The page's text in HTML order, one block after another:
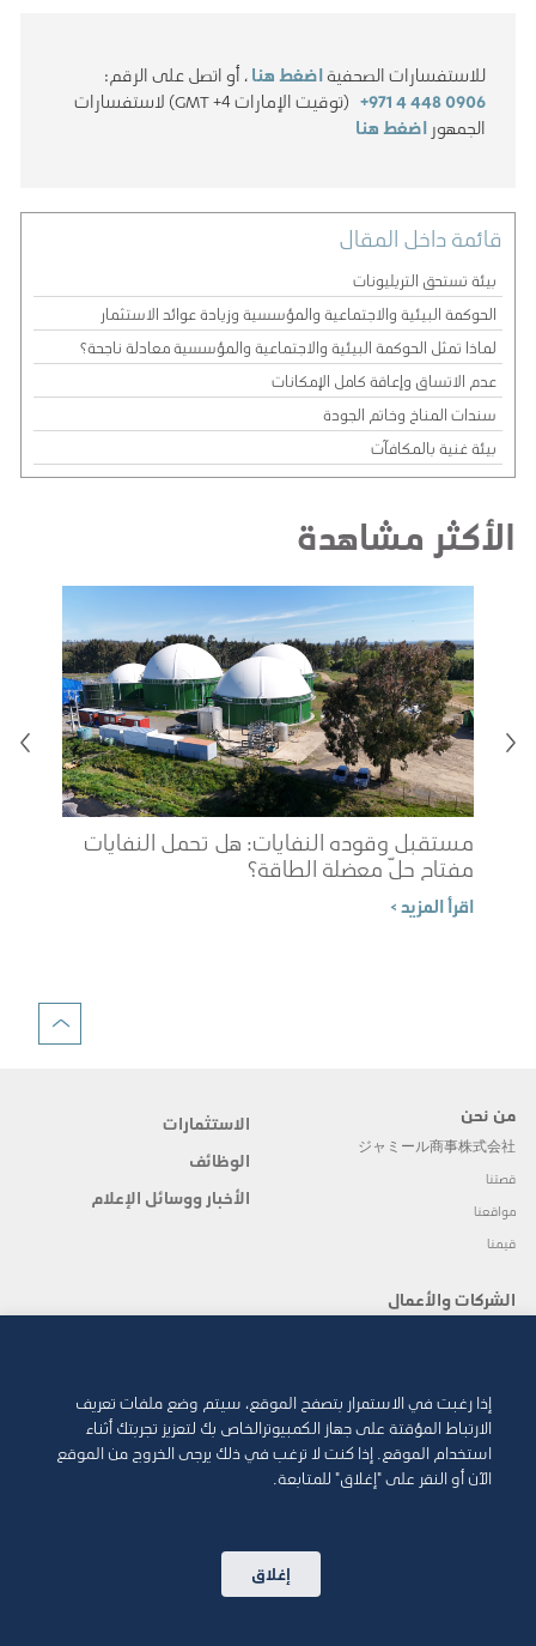
للاستفسارات الصحفيةاضغط هنا، أو اتصل على الرقم:
+971 4 448 0906
(توقيت الإمارات GMT +4) لاستفسارات
الجمهور اضغط هنا
قائمة داخل المقال
بيئة تستحق التريليونات
الحوكمة البيئية والاجتماعية والمؤسسية وزيادة عوائد الاستثمار
لماذا تمثل الحوكمة البيئية والاجتماعية والمؤسسية معادلة ناجحة؟
عدم الاتساق وإعاقة كامل الإمكانات
سندات المناخ وخاتم الجودة
بيئة غنية بالمكافآت
الأكثر مشاهدة
مستقبل وقوده النفايات: هل تحمل النفايات
مفتاح حلّ معضلة الطاقة؟
اقرأ المزيد >
من نحن
ジャミール商事株式会社
قصتنا
مواقعنا
قيمنا
الاستثمارات
الوظائف
الأخبار ووسائل الإعلام
الشركات والأعمال
الهندسة والتصنيع
الخدمات المالية
المنتجات الاستهلاكية
الدعاية والإعلان
إذا رغبت في الاستمرار بتصفح الموقع، سيتم وضع ملفات تعريف
الارتباط المؤقتة على جهاز الكمبيوترالخاص بك لتعزيز تجربتك أثناء
استخدام الموقع. إذا كنت لا ترغب في ذلك يرجى الخروج من الموقع
الآن أو النقر على "إغلاق" للمتابعة.
إغلاق